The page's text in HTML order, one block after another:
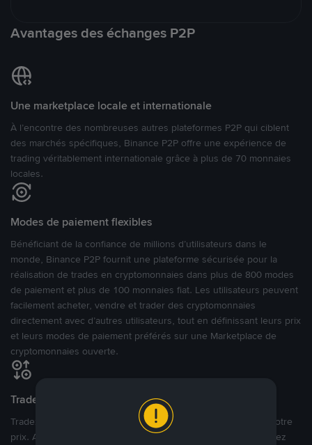
Avantages des échanges P2P
Une marketplace locale et internationale
À l’encontre des nombreuses autres plateformes P2P qui ciblent
des marchés spécifiques, Binance P2P offre une expérience de
trading véritablement internationale grâce à plus de 70 monnaies
locales.
Modes de paiement flexibles
Bénéficiant de la confiance de millions d’utilisateurs dans le
monde, Binance P2P fournit une plateforme sécurisée pour la
réalisation de trades en cryptomonnaies dans plus de 800 modes
de paiement et plus de 100 monnaies fiat. Les utilisateurs peuvent
facilement acheter, vendre et trader des cryptomonnaies
directement avec d’autres utilisateurs, tout en définissant leurs prix
et leurs modes de paiement préférés sur une Marketplace de
cryptomonnaies ouverte.
Tradez à des prix avantageux pour vous
Tradez des cryptos en étant libres d’acheter et de vendre à votre
prix. Achetez ou vendez à partir des offres existantes, ou créez